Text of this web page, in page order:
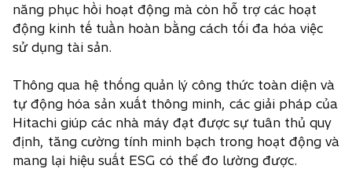
năng phục hồi hoạt động mà còn hỗ trợ các hoạt
động kinh tế tuần hoàn bằng cách tối đa hóa việc
sử dụng tài sản.
Thông qua hệ thống quản lý công thức toàn diện và
tự động hóa sản xuất thông minh, các giải pháp của
Hitachi giúp các nhà máy đạt được sự tuân thủ quy
định, tăng cường tính minh bạch trong hoạt động và
mang lại hiệu suất ESG có thể đo lường được.